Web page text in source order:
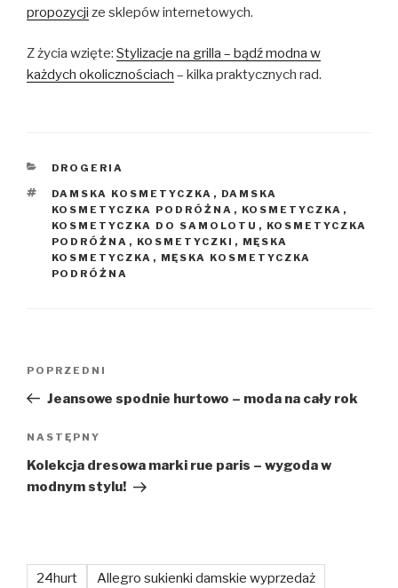
propozycji ze sklepów internetowych.
Z życia wzięte: Stylizacje na grilla – bądź modna w
każdych okolicznościach – kilka praktycznych rad.
KATEGORIE
DROGERIA
TAGI
DAMSKA KOSMETYCZKA , DAMSKA
KOSMETYCZKA PODRÓŻNA , KOSMETYCZKA ,
KOSMETYCZKA DO SAMOLOTU , KOSMETYCZKA
PODRÓŻNA , KOSMETYCZKI , MĘSKA
KOSMETYCZKA , MĘSKA KOSMETYCZKA
PODRÓŻNA
Poprzedni
wpis
POPRZEDNI
Jeansowe spodnie hurtowo – moda na cały rok
Następny
wpis
NASTĘPNY
Kolekcja dresowa marki rue paris – wygoda w
modnym stylu!
24hurt
Allegro sukienki damskie wyprzedaż